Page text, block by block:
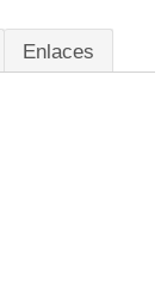
Enlaces